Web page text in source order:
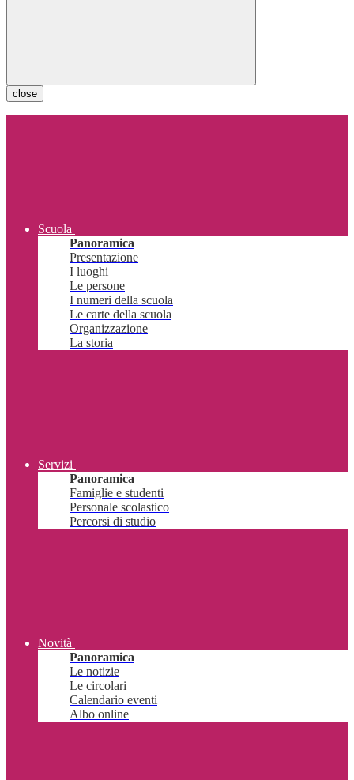
close
Scuola
Panoramica
Presentazione
I luoghi
Le persone
I numeri della scuola
Le carte della scuola
Organizzazione
La storia
Servizi
Panoramica
Famiglie e studenti
Personale scolastico
Percorsi di studio
Novità
Panoramica
Le notizie
Le circolari
Calendario eventi
Albo online